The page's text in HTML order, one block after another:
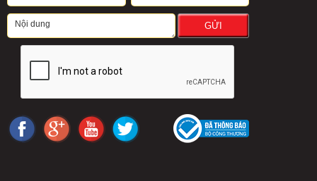
GỬI